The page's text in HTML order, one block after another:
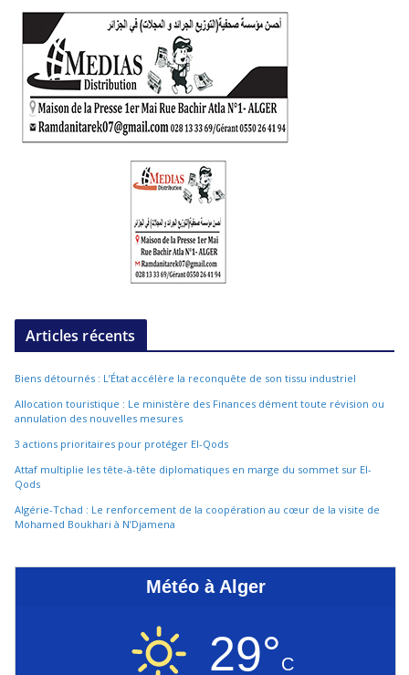
Articles récents
Biens détournés : L’État accélère la reconquête de son tissu industriel
Allocation touristique : Le ministère des Finances dément toute révision ou
annulation des nouvelles mesures
3 actions prioritaires pour protéger El-Qods
Attaf multiplie les tête-à-tête diplomatiques en marge du sommet sur El-
Qods
Algérie-Tchad : Le renforcement de la coopération au cœur de la visite de
Mohamed Boukhari à N’Djamena
Météo à Alger
29°C